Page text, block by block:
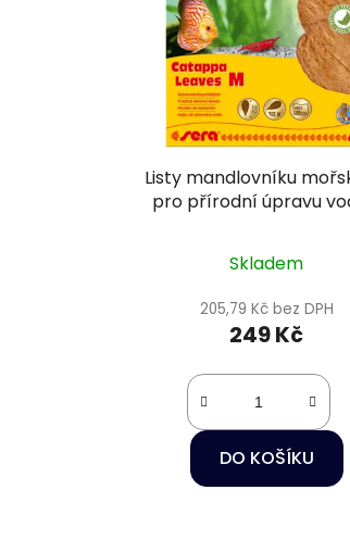
Listy mandlovníku
pro přírodní úpravu
Skladem
205,79 Kč bez DPH
249 Kč
DO KOŠÍKU